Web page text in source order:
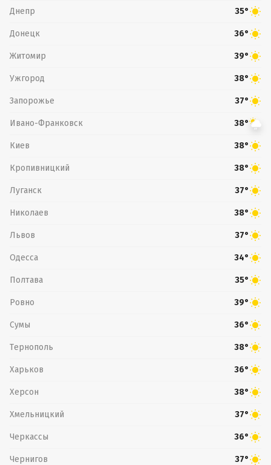
Днепр 35°
Донецк 36°
Житомир 39°
Ужгород 38°
Запорожье 37°
Ивано-Франковск 38°
Киев 38°
Кропивницкий 38°
Луганск 37°
Николаев 38°
Львов 37°
Одесса 34°
Полтава 35°
Ровно 39°
Сумы 36°
Тернополь 38°
Харьков 36°
Херсон 38°
Хмельницкий 37°
Черкассы 36°
Чернигов 37°